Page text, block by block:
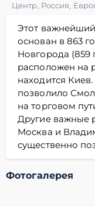
Центр, Россия,
Этот
основан в 863
Новгорода (859
расположен на
находится
позволило
на торговом
Другие важные
Москва и
существенно
Фотогалерея